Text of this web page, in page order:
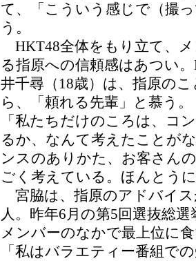
て、「こういう感じで（撮
う。
HKT48全体をもり立て、
る指原への信頼感はあつい
井千尋（18歳）は、指原の
ら、「頼れる先輩」と慕う。
「私たちだけのころは、コ
るか、なんて考えたことが
ンスのありかた、お客さん
ごく考えている。ほんとう
宮脇は、指原のアドバイ
人。昨年6月の第5回選抜総
メンバーのなかで最上位に
「私はバラエティー番組で